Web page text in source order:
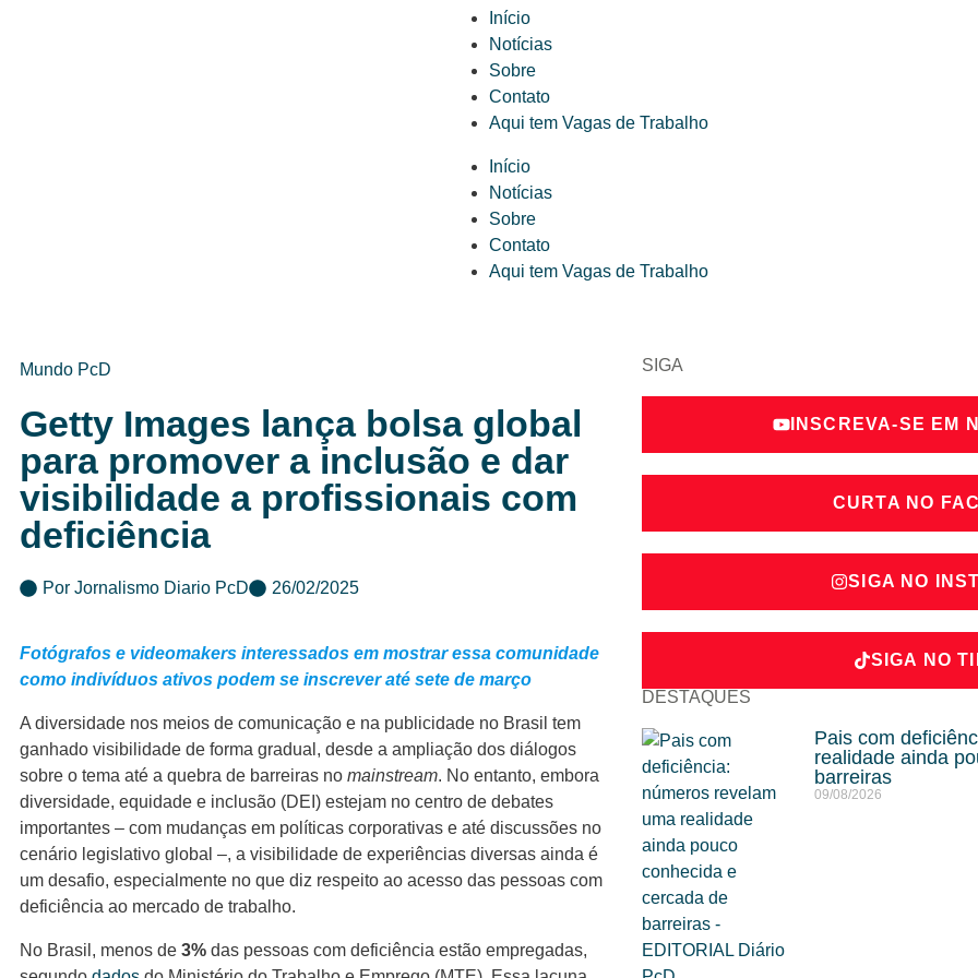
Início
Notícias
Sobre
Contato
Aqui tem Vagas de Trabalho
Início
Notícias
Sobre
Contato
Aqui tem Vagas de Trabalho
Mundo PcD
Getty Images lança bolsa global
para promover a inclusão e dar
visibilidade a profissionais com
deficiência
Por Jornalismo Diario PcD 26/02/2025
Fotógrafos e videomakers interessados em mostrar essa comunidade
como indivíduos ativos podem se inscrever até sete de março
A diversidade nos meios de comunicação e na publicidade no Brasil tem
ganhado visibilidade de forma gradual, desde a ampliação dos diálogos
sobre o tema até a quebra de barreiras no mainstream. No entanto, embora
diversidade, equidade e inclusão (DEI) estejam no centro de debates
importantes – com mudanças em políticas corporativas e até discussões no
cenário legislativo global –, a visibilidade de experiências diversas ainda é
um desafio, especialmente no que diz respeito ao acesso das pessoas com
deficiência ao mercado de trabalho.
No Brasil, menos de 3% das pessoas com deficiência estão empregadas,
SIGA
INSCREVA-SE EM
CURTA NO
SIGA NO
SIGA NO
DESTAQUES
Pais com
realidade ainda
barreiras
09/08/2026